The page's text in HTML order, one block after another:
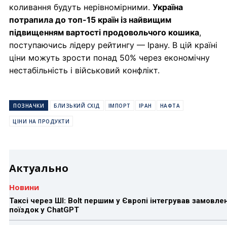
коливання будуть нерівномірними. Україна
потрапила до топ-15 країн із найвищим
підвищенням вартості продовольчого кошика,
поступаючись лідеру рейтингу — Ірану. В цій країні
ціни можуть зрости понад 50% через економічну
нестабільність і військовий конфлікт.
ПОЗНАЧКИ БЛИЗЬКИЙ СХІД ІМПОРТ ІРАН НАФТА
ЦІНИ НА ПРОДУКТИ
Актуально
Новини
Таксі через ШІ: Bolt першим у Європі інтегрував
поїздок у ChatGPT